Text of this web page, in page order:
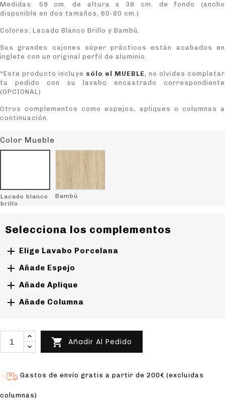
Medidas: 59 cm. de altura x 38 cm. de fondo (ancho
disponible en dos tamaños, 60-80 cm.)
Colores: Lacado Blanco Brillo y Bambú.
Sus grandes cajones súper prácticos están acabados en
inglete con un original perfil de aluminio.
*Este producto incluye sólo el MUEBLE, no olvides completar
tu pedido con su lavabo encastrado correspondiente
(OPCIONAL)
Otros complementos como espejos, apliques o columnas a
continuación.
Color Mueble
Lacado blanco
brillo
Bambú
Selecciona los complementos
 Elige Lavabo Porcelana
 Añade Espejo
 Añade Aplique
 Añade Columna
 Añadir Al Pedido
Gastos de envío gratis a partir de 200€ (excluidas
columnas)